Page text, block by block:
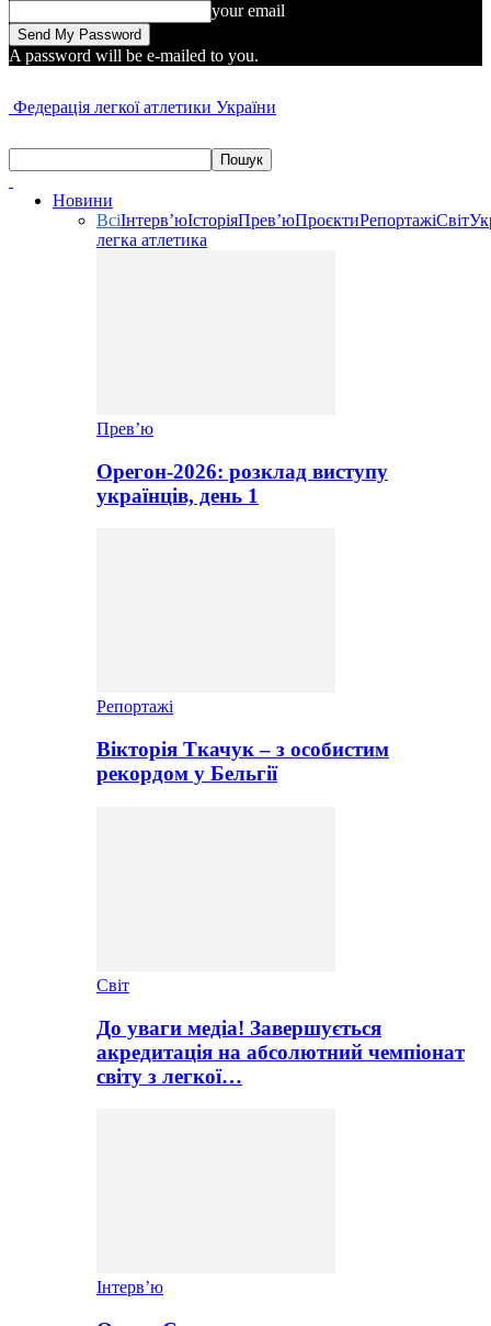
your email
A password will be e-mailed to you.
Федерація легкої атлетики України
Новини
ВсіІнтерв’юІсторіяПрев’юПроєктиРепортажіСвіт
легка атлетика
Прев’ю
Орегон-2026: розклад виступу
українців, день 1
Репортажі
Вікторія Ткачук – з особистим
рекордом у Бельгії
Світ
До уваги медіа! Завершується
акредитація на абсолютний чемпіонат
світу з легкої…
Інтерв’ю